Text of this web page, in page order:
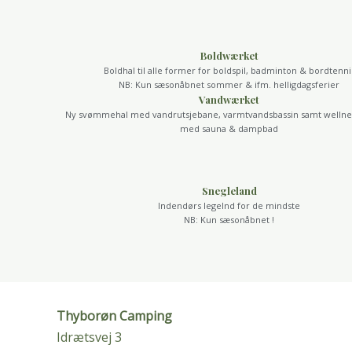
Boldwærket
Boldhal til alle former for boldspil, badminton &
NB: Kun sæsonåbnet sommer & ifm. helligdagsferier
Vandwærket
Ny svømmehal med vandrutsjebane, varmtvandsbassin samt
med sauna & dampbad
Snegleland
Indendørs legelnd for de mindste
NB: Kun sæsonåbnet !
Thyborøn Camping
Idrætsvej 3